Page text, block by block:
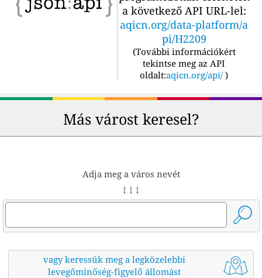
a következő API URL-lel:
aqicn.org/data-platform/a
pi/H2209
(További információkért
tekintse meg az API
oldalt:aqicn.org/api/ )
Más várost keresel?
Adja meg a város nevét
↓ ↓ ↓
vagy keressük meg a legközelebbi
levegőminőség-figyelő állomást